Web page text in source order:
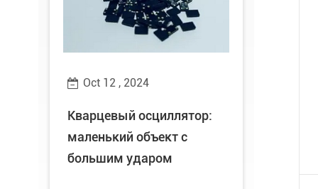
Oct 12 , 2024
Кварцевый осциллятор:
маленький объект с
большим ударом
звания